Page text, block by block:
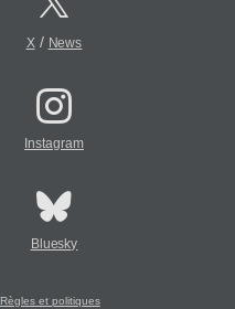
X/ News
Instagram
Bluesky
Règles et politiques